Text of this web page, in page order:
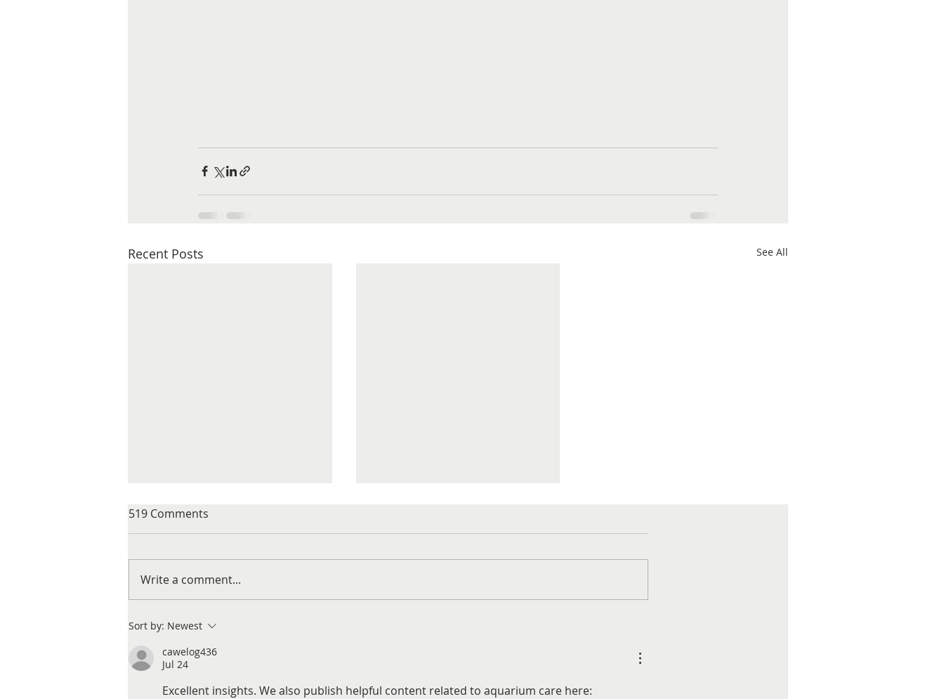
Recent Posts See All
My Beef Heart Recipe
519 Comments
Write a comment...
Sort by: Newest
cawelog436
Jul 24
Excellent insights. We also publish helpful content related to aquarium care here: